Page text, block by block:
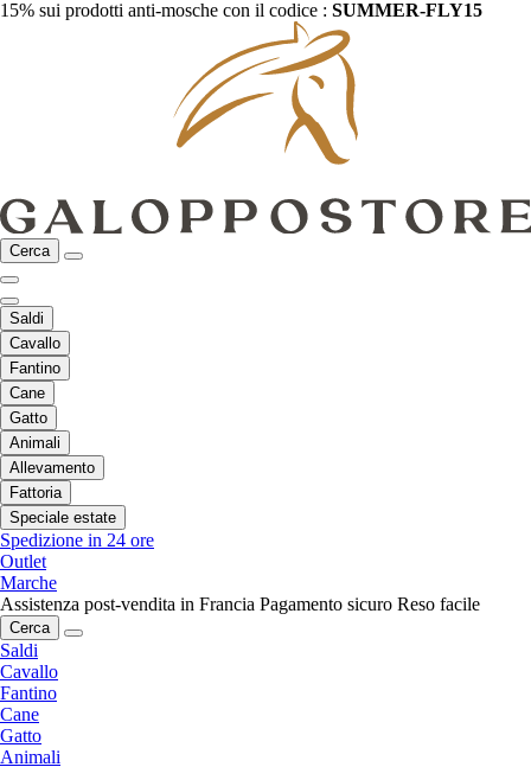
15% sui prodotti anti-mosche con il codice : SUMMER-FLY15
Cerca
Saldi
Cavallo
Fantino
Cane
Gatto
Animali
Allevamento
Fattoria
Speciale estate
Spedizione in 24 ore
Outlet
Marche
Assistenza post-vendita in Francia Pagamento sicuro Reso facile
Cerca
Saldi
Cavallo
Fantino
Cane
Gatto
Animali